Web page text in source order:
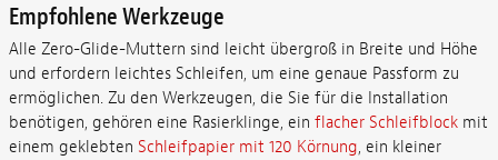
Empfohlene Werkzeuge
Alle Zero-Glide-Muttern sind leicht übergroß in Breite und Höhe
und erfordern leichtes Schleifen, um eine genaue Passform zu
ermöglichen. Zu den Werkzeugen, die Sie für die Installation
benötigen, gehören eine Rasierklinge, ein flacher Schleifblockmit
einem geklebten Schleifpapier mit 120 Körnung, ein kleiner